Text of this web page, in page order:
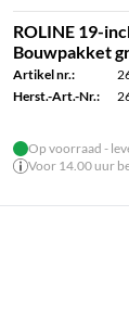
ROLINE 19-
Bouwpakket
Artikel nr.:
Herst.-Art.-Nr.:
Op voorraad -
Voor 14.00 uur